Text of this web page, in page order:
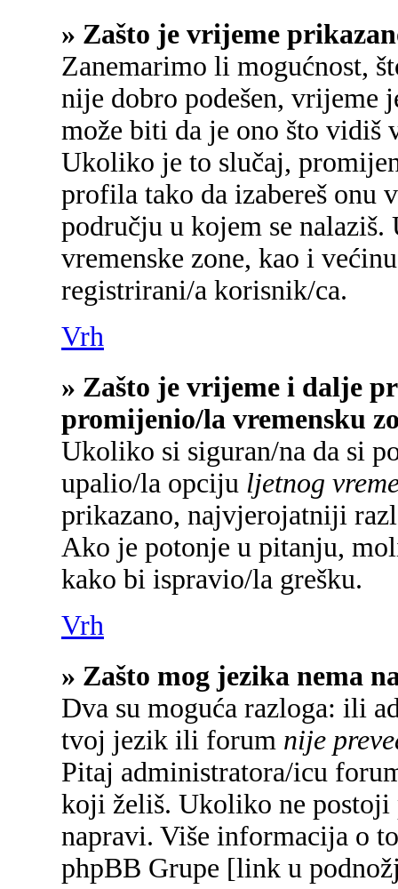
» Zašto je vrijeme
Zanemarimo li mogućnost,
nije dobro podešen, vrijeme
može biti da je ono što vidiš
Ukoliko je to slučaj,
profila tako da izabereš onu
području u kojem se
vremenske zone, kao i
registrirani/a korisnik/ca.
Vrh
» Zašto je vrijeme i dalje
promijenio/la vremensku
Ukoliko si siguran/na da si
upalio/la opciju ljetnog
prikazano, najvjerojatniji
Ako je potonje u pitanju,
kako bi ispravio/la grešku.
Vrh
» Zašto mog jezika nema
Dva su moguća razloga: ili
tvoj jezik ili forum nije
Pitaj administratora/icu
koji želiš. Ukoliko ne
napravi. Više informacija o
phpBB Grupe [link u